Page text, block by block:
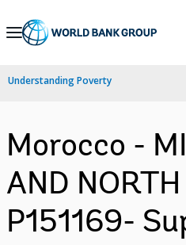
Skip
Navigation
Understanding Poverty
Morocco -
AND
P151169-